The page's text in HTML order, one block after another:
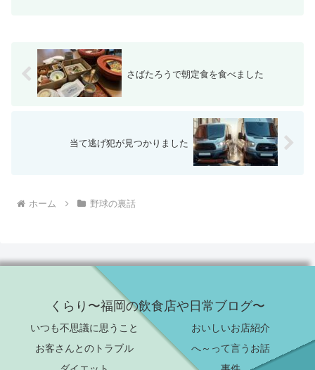
出場の条件がかなり近くなるのです。 ベスト４に入れば確実にセン
バツに選ばれるのでは？と思うかもしれませんが実はそれだけでは確
実なものにはならなくて 戦い方についても評価されますから、ベス
ト４の次の準決勝で悲惨な負け方などすると評価が一気に下がってし
まう事があって、実際過去にベスト４に入ったのに選ばれなかった事
ステムが合って、補欠校にもチャンスが無いことは無いのです。 セ
ンバツに選ばれた高校が大会前に不祥事など起こして出場辞退になっ
たときに、その補欠校にセンバツの権利が移るのです。 夏は県大会
で優勝してから、甲子園までの期間がとても短くて、早ければ県大会
決勝戦から甲子園の一回戦まで10日後とかも有るくらい短いので
いので選手も指導者も保護者も複雑な気持ちで冬を超すので、発表の
さばたろうで朝定食を食べました
当て逃げ犯が見つかりました
ホーム 野球の裏話
くらり〜福岡の飲食店や日常ブログ〜
いつも不思議に思うこと
おいしいお店紹介
お客さんとのトラブル
へ～って言うお話